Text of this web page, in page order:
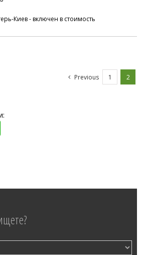
Киев - включен в стоимость
Previous 1 2